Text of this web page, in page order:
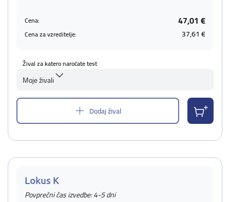
Cena: 47,01 €
Cena za vzreditelje: 37,61 €
Žival za katero naročate test
Moje živali
Dodaj žival
Lokus K
Povprečni čas izvedbe: 4-5 dni